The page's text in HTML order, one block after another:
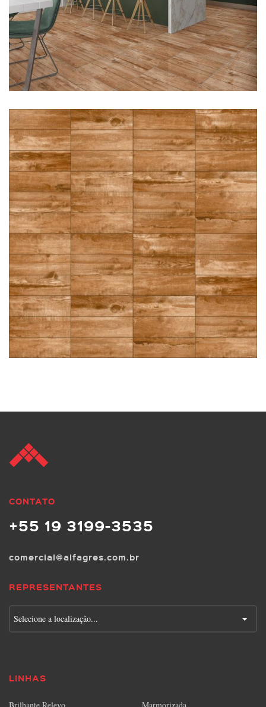
CONTATO
+55 19 3199-3535
comercial@alfagres.com.br
REPRESENTANTES
Selecione a localização...
LINHAS